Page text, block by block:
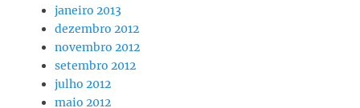
janeiro 2013
dezembro 2012
novembro 2012
setembro 2012
julho 2012
maio 2012